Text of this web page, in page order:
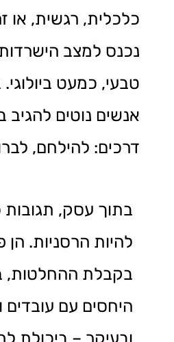
כלכלית, רגשית, או
נכנס למצב הישרדות.
טבעי, כמעט
אנשים נוטים
דרכים: להילחם,
בתוך עסק, תגובות
להיות הרסניות. הן
בקבלת ההחלטות,
היחסים עם עובדים